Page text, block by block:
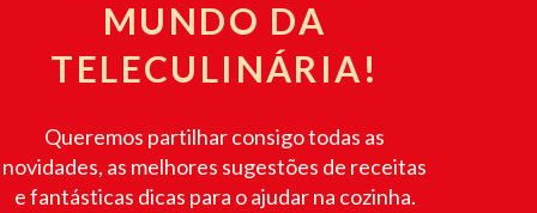
MUNDO DA
TELECULINÁRIA!
Queremos partilhar consigo todas as
novidades, as melhores sugestões de receitas
e fantásticas dicas para o ajudar na cozinha.